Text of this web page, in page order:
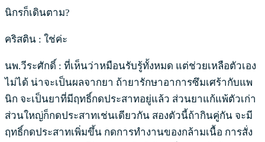
นิกรก็เดินตาม?
คริสติน : ใช่ค่ะ
นพ.วีระศักดิ์ : ที่เห็นว่าหมือนรับรู้ทั้งหมด แต่ช่วยเหลือตัวเอง
ไม่ได้ น่าจะเป็นผลจากยา ถ้ายารักษาอาการซึมเศร้ากับแพ
นิก จะเป็นยาที่มีฤทธิ์กดประสาทอยู่แล้ว ส่วนยาแก้แพ้ตัวเก่า
ส่วนใหญ่ก็กดประสาทเช่นเดียวกัน สองตัวนี้ถ้ากินคู่กัน จะมี
ฤทธิ์กดประสาทเพิ่มขึ้น กดการทำงานของกล้ามเนื้อ การสั่ง